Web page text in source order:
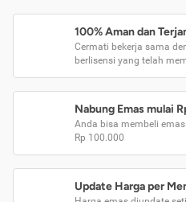
100% Aman dan
Cermati bekerja sama
berlisensi yang telah
Nabung Emas mulai
Anda bisa membeli
Rp 100.000
Update Harga per